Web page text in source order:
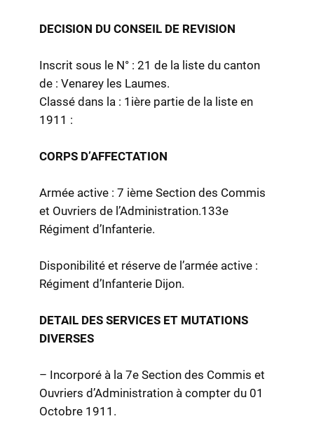
DECISION DU CONSEIL DE REVISION
Inscrit sous le N° : 21 de la liste du canton
de : Venarey les Laumes.
Classé dans la : 1ière partie de la liste en
1911 :
CORPS D’AFFECTATION
Armée active : 7 ième Section des Commis
et Ouvriers de l’Administration.133e
Régiment d’Infanterie.
Disponibilité et réserve de l’armée active :
Régiment d’Infanterie Dijon.
DETAIL DES SERVICES ET MUTATIONS
DIVERSES
– Incorporé à la 7e Section des Commis et
Ouvriers d’Administration à compter du 01
Octobre 1911.